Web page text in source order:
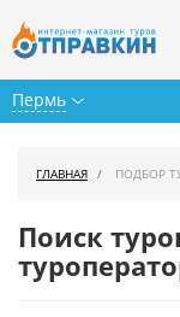
Пермь
Горящие туры
ГЛАВНАЯ ПОДБОР
Поиск